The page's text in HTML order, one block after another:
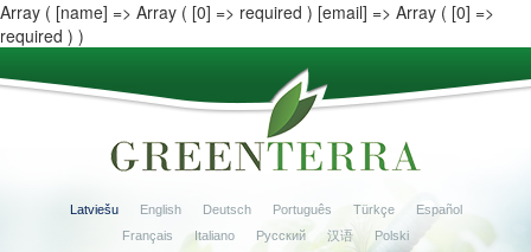
Array ( [name] => Array ( [0] => required ) [email] => Array ( [0] =>
required ) )
Latviešu English Deutsch Português Türkçe
Español
Français
Italiano Русский 汉语 Polski